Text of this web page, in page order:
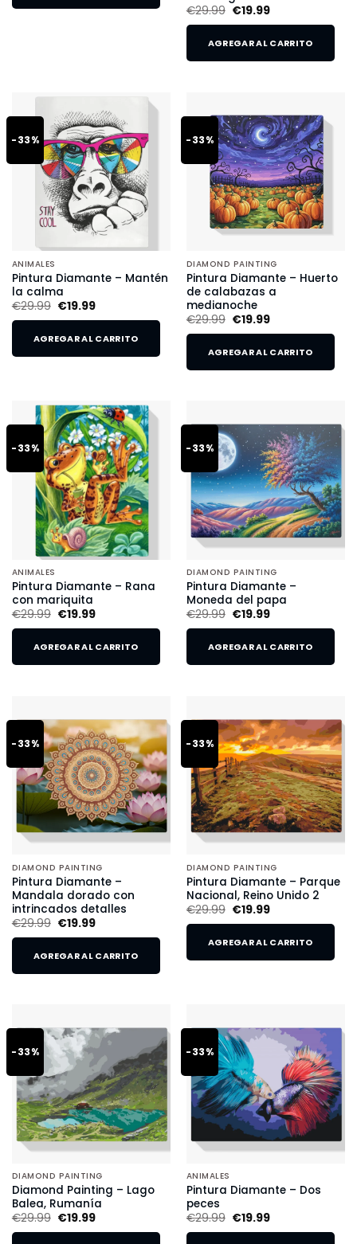
€29.99 €19.99
AGREGAR AL CARRITO
-33%
ANIMALES
Pintura Diamante – Mantén
la calma
€29.99 €19.99
AGREGAR AL CARRITO
-33%
DIAMOND PAINTING
Pintura Diamante – Huerto
de calabazas a
medianoche
€29.99 €19.99
AGREGAR AL CARRITO
-33%
ANIMALES
Pintura Diamante – Rana
con mariquita
€29.99 €19.99
AGREGAR AL CARRITO
-33%
DIAMOND PAINTING
Pintura Diamante –
Moneda del papa
€29.99 €19.99
AGREGAR AL CARRITO
-33%
DIAMOND PAINTING
Pintura Diamante –
Mandala dorado con
intrincados detalles
€29.99 €19.99
AGREGAR AL CARRITO
-33%
DIAMOND PAINTING
Pintura Diamante – Parque
Nacional, Reino Unido 2
€29.99 €19.99
AGREGAR AL CARRITO
-33%
DIAMOND PAINTING
Diamond Painting – Lago
Balea, Rumanía
€29.99 €19.99
-33%
ANIMALES
Pintura Diamante – Dos
peces
€29.99 €19.99